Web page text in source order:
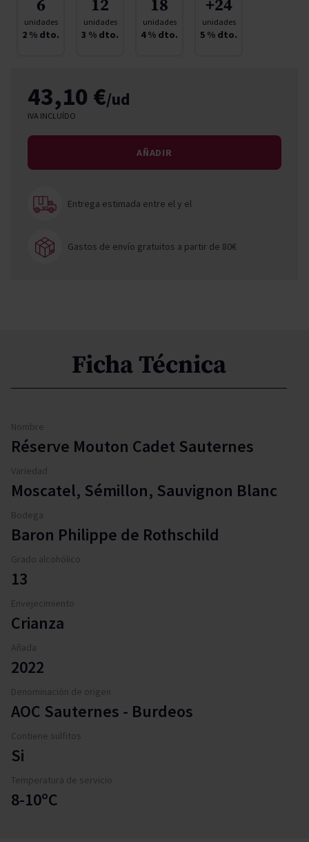
6
unidades
2 % dto.
12
unidades
3 % dto.
18
unidades
4% dto.
+24
unidades
5 % dto.
43,10 €/ud
IVA INCLUÍDO
AÑADIR
Entrega estimada entre ely el
Gastos de envío gratuitos a partir de 80€
Ficha Técnica
Nombre
Réserve Mouton Cadet Sauternes
Variedad
Moscatel, Sémillon, Sauvignon Blanc
Bodega
Baron Philippe de Rothschild
Grado alcohólico
13
Envejecimiento
Crianza
Añada
2022
Denominación de origen
AOC Sauternes - Burdeos
Contiene sulfitos
Si
Temperatura de servicio
8-10ºC